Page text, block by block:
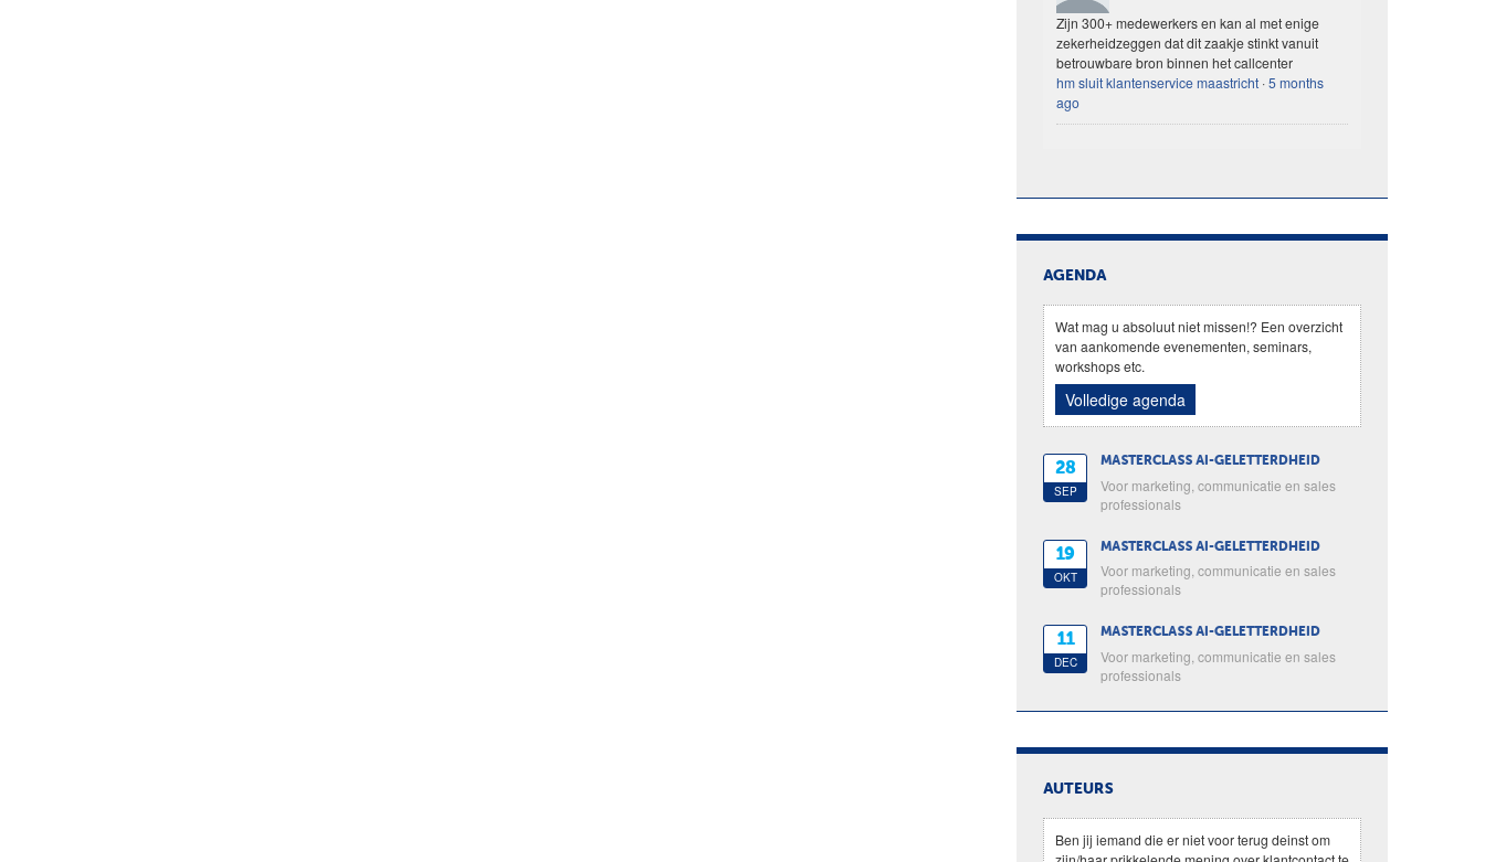
Zijn 300+ medewerkers en kan al met enige
zekerheidzeggen dat dit zaakje stinkt vanuit
betrouwbare bron binnen het callcenter
hm sluit klantenservice maastricht ·5 months
ago
AGENDA
Wat mag u absoluut niet missen!? Een overzicht
van aankomende evenementen, seminars,
workshops etc.
Volledige agenda
28
SEP
MASTERCLASS AI-GELETTERDHEID
Voor marketing, communicatie en sales
professionals
19
OKT
MASTERCLASS AI-GELETTERDHEID
Voor marketing, communicatie en sales
professionals
11
DEC
MASTERCLASS AI-GELETTERDHEID
Voor marketing, communicatie en sales
professionals
AUTEURS
Ben jij iemand die er niet voor terug deinst om